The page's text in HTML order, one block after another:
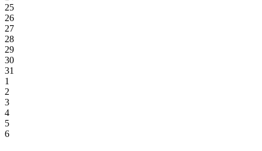
25
26
27
28
29
30
31
1
2
3
4
5
6